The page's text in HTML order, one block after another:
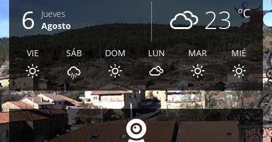
ºC
23
6
Jueves
Agosto
VIE SÁB DOM LUN MAR MIÉ